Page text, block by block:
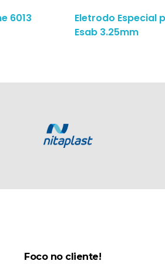
6013
Eletrodo Especial
Esab 3.25mm
Foco no cliente!